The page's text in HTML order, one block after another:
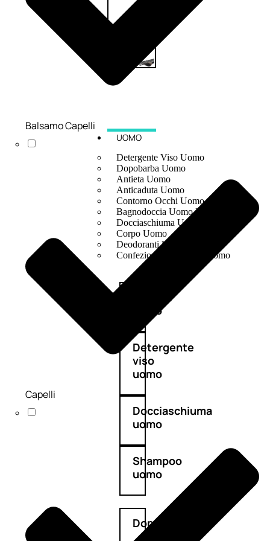
UOMO
Detergente Viso Uomo
Dopobarba Uomo
Antieta Uomo
Anticaduta Uomo
Contorno Occhi Uomo
Bagnodoccia Uomo Profumi
Docciaschiuma Uomo
Corpo Uomo
Deodoranti Uomo
Confezioni Trattamenti Uomo
Antietà
uomo
Detergente
viso
uomo
Docciaschiuma
uomo
Shampoo
uomo
Dopobarba
Balsamo Capelli
Capelli